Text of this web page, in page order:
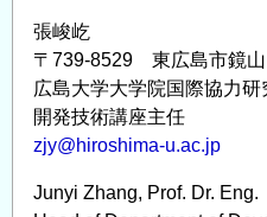
張峻屹
〒739-8529 東広島市鏡山
広島大学大学院国際協力研
開発技術講座主任
zjy@hiroshima-u.ac.jp
Junyi Zhang, Prof. Dr. Eng.